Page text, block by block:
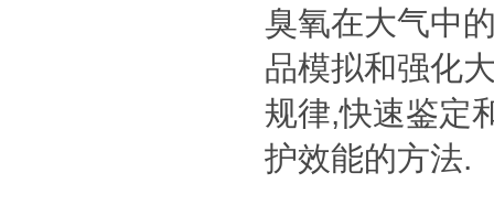
臭氧在大气中
品模拟和强化
规律,快速鉴定
护效能的方法.